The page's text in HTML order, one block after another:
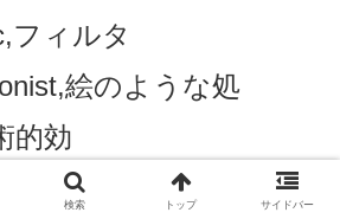
フィルタ
絵のような処
的効
無料
検索 トップ サイドバー